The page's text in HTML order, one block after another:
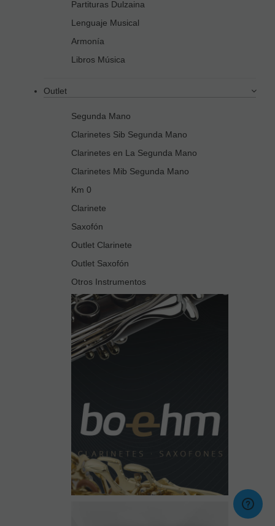
Partituras Dulzaina
Lenguaje Musical
Armonía
Libros Música
Outlet
Segunda Mano
Clarinetes Sib Segunda Mano
Clarinetes en La Segunda Mano
Clarinetes Mib Segunda Mano
Km 0
Clarinete
Saxofón
Outlet Clarinete
Outlet Saxofón
Otros Instrumentos